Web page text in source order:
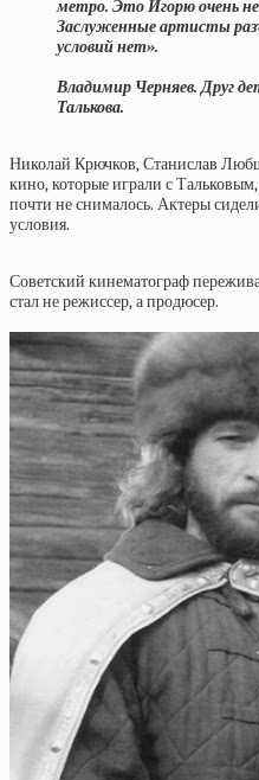
метро. Это Игорю очень
Заслуженные артисты
условий нет».
Владимир Черняев. Друг
Талькова.
Николай Крючков, Станислав
кино, которые играли с
почти не снималось. Актеры
условия.
Советский кинематограф
стал не режиссер, а продюсер.